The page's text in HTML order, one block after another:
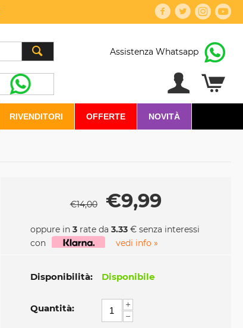
Assistenza Whatsapp
RIVENDITORI OFFERTE NOVITÀ
€14,00 €9,99
oppure in 3rate da 3.33€ senza interessi
con
vedi info »
Disponibilità: Disponibile
Quantità:
+
−